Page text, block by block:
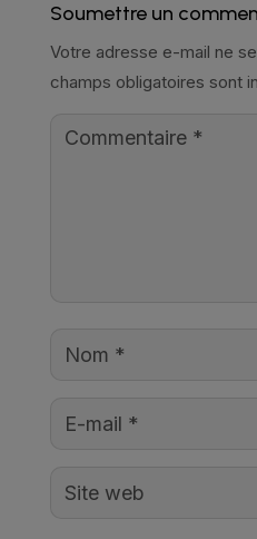
Soumettre un
Votre adresse e-mail ne
champs obligatoires sont